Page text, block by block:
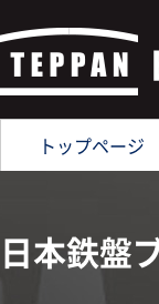
トップページ
日本鉄盤